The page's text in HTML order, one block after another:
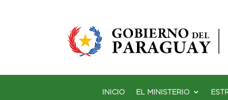
INICIO EL MINISTERIO